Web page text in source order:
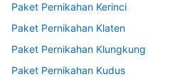
Paket Pernikahan Kerinci
Paket Pernikahan Klaten
Paket Pernikahan Klungkung
Paket Pernikahan Kudus